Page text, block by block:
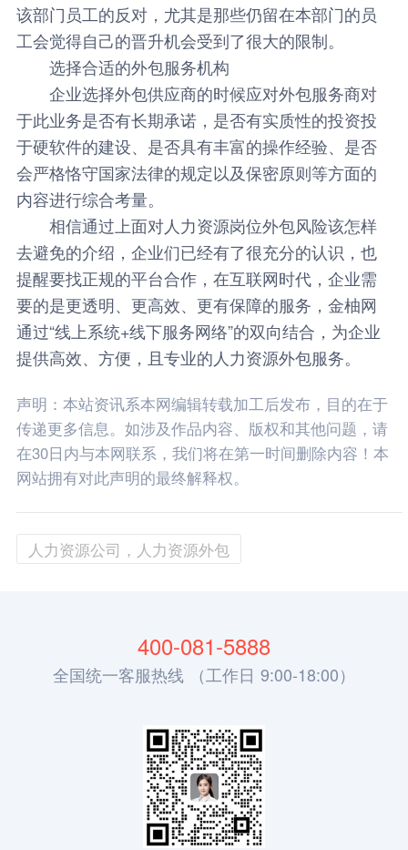
该部门员工的反对，尤其是那些仍留在本部门的员
工会觉得自己的晋升机会受到了很大的限制。
选择合适的外包服务机构
企业选择外包供应商的时候应对外包服务商对
于此业务是否有长期承诺，是否有实质性的投资投
于硬软件的建设、是否具有丰富的操作经验、是否
会严格恪守国家法律的规定以及保密原则等方面的
内容进行综合考量。
相信通过上面对人力资源岗位外包风险该怎样
去避免的介绍，企业们已经有了很充分的认识，也
提醒要找正规的平台合作，在互联网时代，企业需
要的是更透明、更高效、更有保障的服务， 金柚网
通过“线上系统+线下服务网络”的双向结合，为企业
提供高效、方便，且专业的人力资源外包服务。
声明：本站资讯系本网编辑转载加工后发布，目的在于
传递更多信息。如涉及作品内容、版权和其他问题，请
在30日内与本网联系，我们将在第一时间删除内容！本
网站拥有对此声明的最终解释权。
人力资源公司，人力资源外包
400-081-5888
全国统一客服热线 （工作日 9:00-18:00）